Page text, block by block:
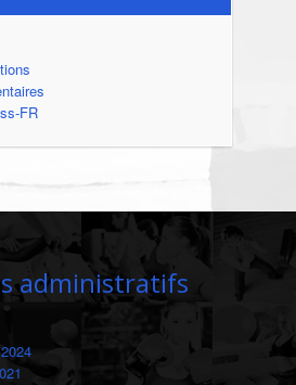
FR
administratifs